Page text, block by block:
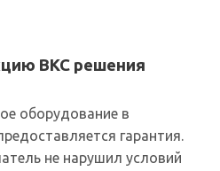
ВКС решения
оборудование в
гарантия.
не нарушил условий